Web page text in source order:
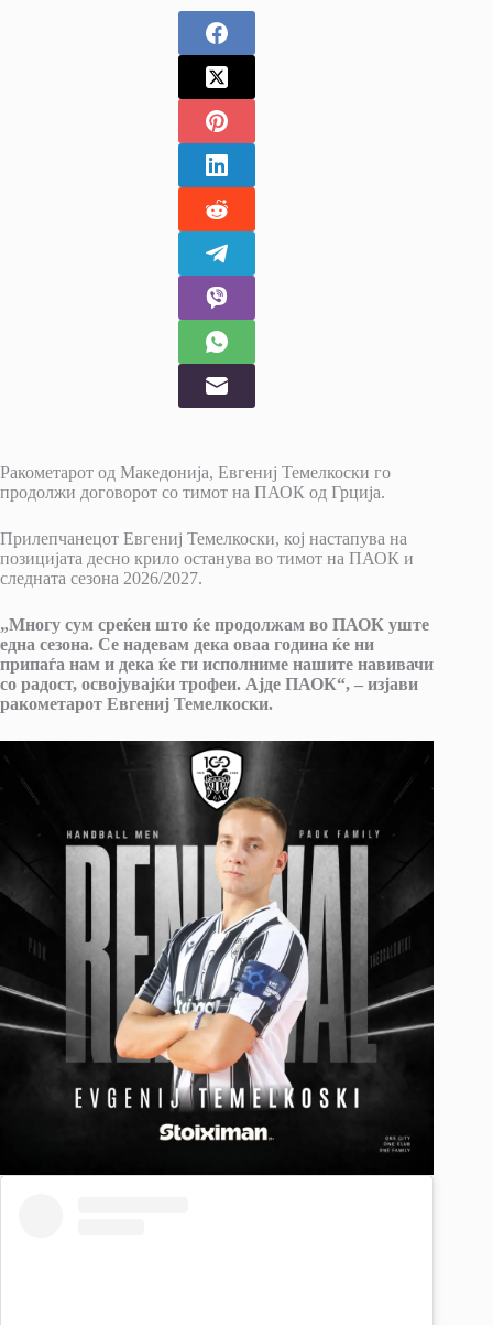
Ракометарот од Македонија, Евгениј Темелкоски го
продолжи договорот со тимот на ПАОК од Грција.
Прилепчанецот Евгениј Темелкоски, кој настапува на
позицијата десно крило останува во тимот на ПАОК и
следната сезона 2026/2027.
„Многу сум среќен што ќе продолжам во ПАОК уште
една сезона. Се надевам дека оваа година ќе ни
припаѓа нам и дека ќе ги исполниме нашите навивачи
со радост, освојувајќи трофеи. Ајде ПАОК“, – изјави
ракометарот Евгениј Темелкоски.